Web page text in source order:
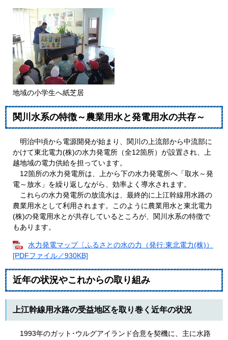
地域の小学生へ紙芝居
関川水系の特徴～農業用水と発電用水の共存～
明治中頃から電源開発が始まり、関川の上流部から中流部に
かけて東北電力(株)の水力発電所（全12箇所）が設置され、上
越地域の電力供給を担っています。
12箇所の水力発電所は、上から下の水力発電所へ「取水～発
電～放水」を繰り返しながら、効率よく導水されます。
これらの水力発電所の放流水は、最終的に上江幹線用水路の
農業用水として利用されます。このように農業用水と東北電力
(株)の発電用水とが共存しているところが、関川水系の特徴で
もあります。
水力発電マップ〔ふるさとの水の力（発行:東北電力(株)）
[PDFファイル／930KB]
近年の状況やこれからの取り組み
上江幹線用水路の受益地区を取り巻く近年の状況
1993年のガット･ウルグアイランド合意を契機に、主に水路